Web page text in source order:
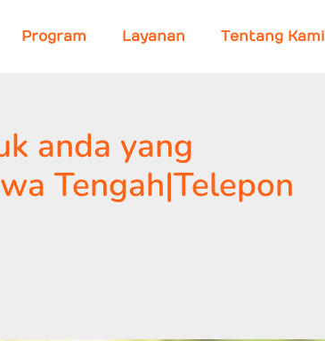
Program Layanan Tentang Kami
anda yang
Tengah|Telepon